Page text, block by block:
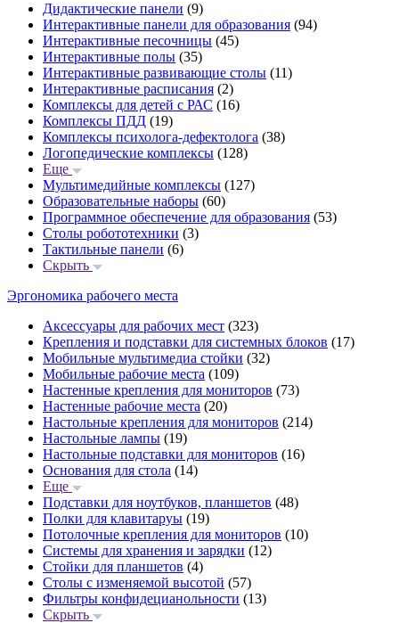
Дидактические панели (9)
Интерактивные панели для образования (94)
Интерактивные песочницы (45)
Интерактивные полы (35)
Интерактивные развивающие столы (11)
Интерактивные расписания (2)
Комплексы для детей с РАС (16)
Комплексы ПДД (19)
Комплексы психолога-дефектолога (38)
Логопедические комплексы (128)
Еще
Мультимедийные комплексы (127)
Образовательные наборы (60)
Программное обеспечение для образования (53)
Столы робототехники (3)
Тактильные панели (6)
Скрыть
Эргономика рабочего места
Аксессуары для рабочих мест (323)
Крепления и подставки для системных блоков (17)
Мобильные мультимедиа стойки (32)
Мобильные рабочие места (109)
Настенные крепления для мониторов (73)
Настенные рабочие места (20)
Настольные крепления для мониторов (214)
Настольные лампы (19)
Настольные подставки для мониторов (16)
Основания для стола (14)
Еще
Подставки для ноутбуков, планшетов (48)
Полки для клавитаруы (19)
Потолочные крепления для мониторов (10)
Системы для хранения и зарядки (12)
Стойки для планшетов (4)
Столы с изменяемой высотой (57)
Фильтры конфидецианольности (13)
Скрыть